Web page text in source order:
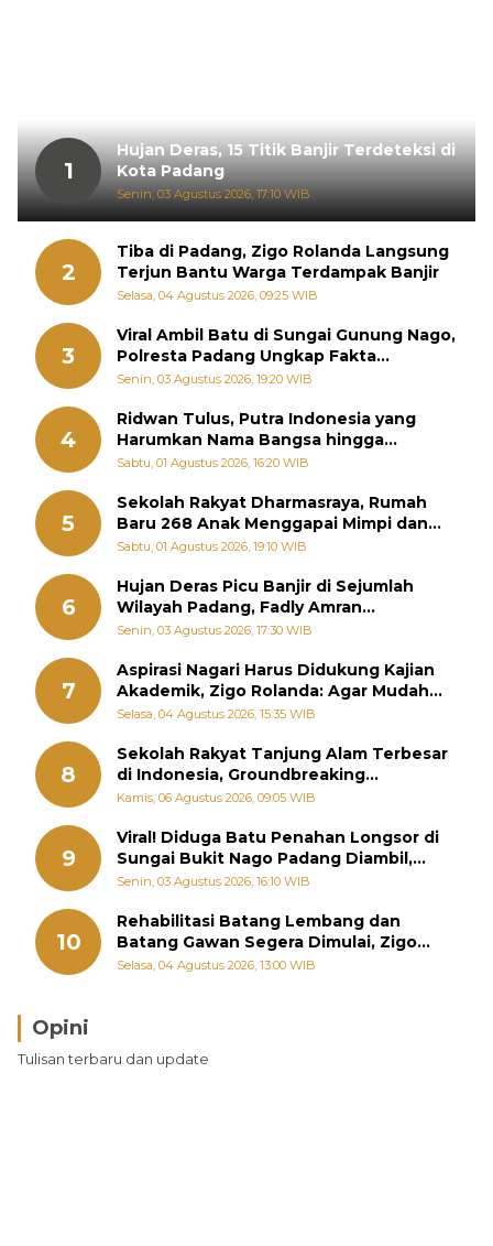
1
Hujan Deras, 15 Titik Banjir Terdeteksi di
Kota Padang
Senin, 03 Agustus 2026, 17:10 WIB
2
Tiba di Padang, Zigo Rolanda Langsung
Terjun Bantu Warga Terdampak Banjir
Selasa, 04 Agustus 2026, 09:25 WIB
3
Viral Ambil Batu di Sungai Gunung Nago,
Polresta Padang Ungkap Fakta
Sebenarnya
Senin, 03 Agustus 2026, 19:20 WIB
4
Ridwan Tulus, Putra Indonesia yang
Harumkan Nama Bangsa hingga
Diabadikan dalam Buku Jepang
Sabtu, 01 Agustus 2026, 16:20 WIB
5
Sekolah Rakyat Dharmasraya, Rumah
Baru 268 Anak Menggapai Mimpi dan
Memutus Rantai Kemiskinan
Sabtu, 01 Agustus 2026, 19:10 WIB
6
Hujan Deras Picu Banjir di Sejumlah
Wilayah Padang, Fadly Amran
Perintahkan OPD Siaga
Senin, 03 Agustus 2026, 17:30 WIB
7
Aspirasi Nagari Harus Didukung Kajian
Akademik, Zigo Rolanda: Agar Mudah
Diperjuangkan di Kementerian
Selasa, 04 Agustus 2026, 15:35 WIB
8
Sekolah Rakyat Tanjung Alam Terbesar
di Indonesia, Groundbreaking
September
Kamis, 06 Agustus 2026, 09:05 WIB
9
Viral! Diduga Batu Penahan Longsor di
Sungai Bukit Nago Padang Diambil,
Warga Khawatir Bencana Terulang
Senin, 03 Agustus 2026, 16:10 WIB
10
Rehabilitasi Batang Lembang dan
Batang Gawan Segera Dimulai, Zigo
Rolanda Pastikan Proyek Berjalan
Selasa, 04 Agustus 2026, 13:00 WIB
Opini
Tulisan terbaru dan update